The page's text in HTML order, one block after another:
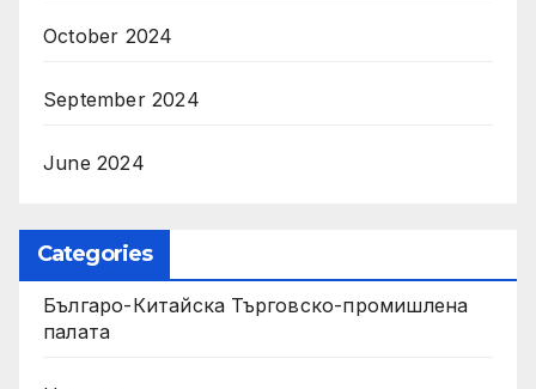
October 2024
September 2024
June 2024
Categories
Българо-Китайска Търговско-промишлена
палaта